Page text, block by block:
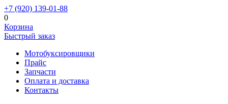
+7 (920) 139-01-88
0
Корзина
Быстрый заказ
Мотобуксировщики
Прайс
Запчасти
Оплата и доставка
Контакты